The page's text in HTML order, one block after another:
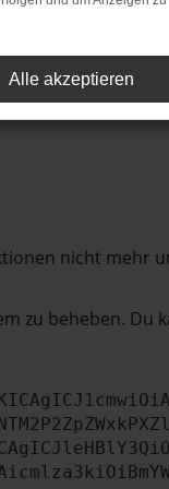
in einem
nicht mehr
zu beheben. Du
Alle akzeptieren